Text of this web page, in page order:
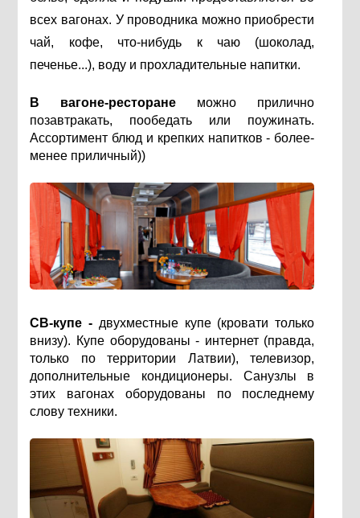
всех вагонах. У проводника можно приобрести
чай, кофе, что-нибудь к чаю (шоколад,
печенье...), воду и прохладительные напитки.
В вагоне-ресторане можно прилично
позавтракать, пообедать или поужинать.
Ассортимент блюд и крепких напитков - более-
менее приличный))
СВ-купе - двухместные купе (кровати только
внизу). Купе оборудованы - интернет (правда,
только по территории Латвии), телевизор,
дополнительные кондиционеры. Санузлы в
этих вагонах оборудованы по последнему
слову техники.